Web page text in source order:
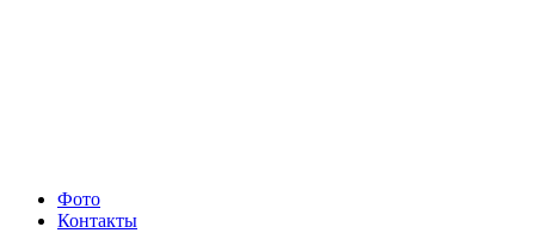
Фото
Контакты